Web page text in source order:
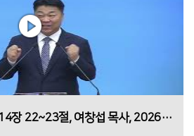
용기가 필요할 때 [마 14장 22~23절, 여창섭 목사, 2026년 7월 19일 1부]